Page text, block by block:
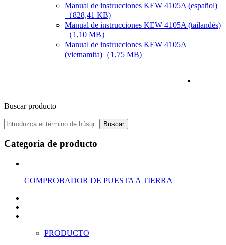
Manual de instrucciones KEW 4105A (español)
（828,41 KB)
Manual de instrucciones KEW 4105A (tailandés)
（1,10 MB）
Manual de instrucciones KEW 4105A
(vietnamita)（1,75 MB)
Buscar producto
Buscar
Categoría de producto
COMPROBADOR DE PUESTA A TIERRA
PRODUCTO